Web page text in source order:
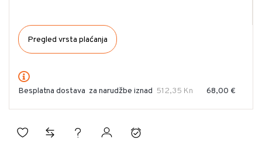
Pregled vrsta plaćanja
Besplatna dostava za narudžbe iznad 512,35 Kn 68,00 €